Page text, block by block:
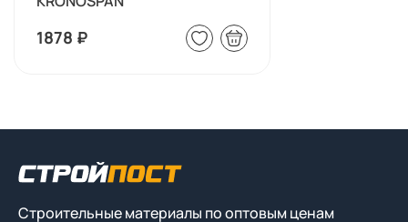
1878 ₽
Строительные материалы по оптовым ценам